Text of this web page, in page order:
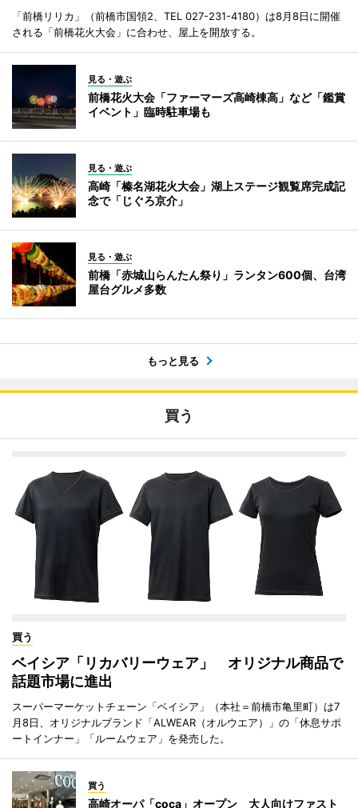
「前橋リリカ」（前橋市国領2、TEL 027-231-4180）は8月8日に開催
される「前橋花火大会」に合わせ、屋上を開放する。
見る・遊ぶ
前橋花火大会「ファーマーズ高崎棟高」など「鑑賞
イベント」臨時駐車場も
見る・遊ぶ
高崎「榛名湖花火大会」湖上ステージ観覧席完成記
念で「じぐろ京介」
見る・遊ぶ
前橋「赤城山らんたん祭り」ランタン600個、台湾
屋台グルメ多数
もっと見る
買う
買う
ベイシア「リカバリーウェア」 オリジナル商品で
話題市場に進出
スーパーマーケットチェーン「ベイシア」（本社＝前橋市亀里町）は7
月8日、オリジナルブランド「ALWEAR（オルウエア）」の「休息サポ
ートインナー」「ルームウェア」を発売した。
買う
高崎オーパ「coca」オープン 大人向けファスト